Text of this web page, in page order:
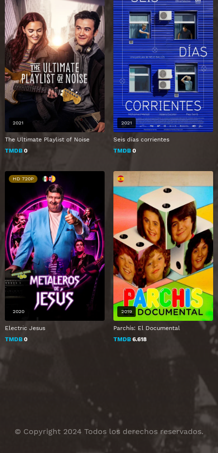
The Ultimate Playlist of Noise
TMDB 0
2021
Seis días corrientes
TMDB 0
2021
Electric Jesus
TMDB 0
HD 720P
2020
Parchís: El Documental
TMDB 6.618
2019
© Copyright 2024 Todos los derechos reservados.